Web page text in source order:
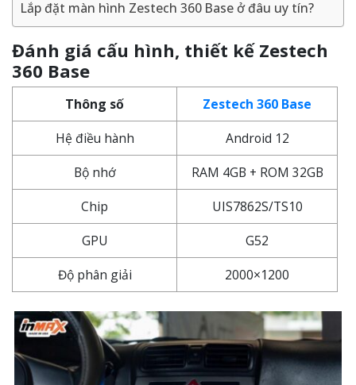
Lắp đặt màn hình Zestech 360 Base ở đâu uy tín?
Đánh giá cấu hình, thiết kế Zestech
360 Base
Thông số
Zestech 360 Base
Hệ điều hành
Android 12
Bộ nhớ
RAM 4GB + ROM 32GB
Chip
UIS7862S/TS10
GPU
G52
Độ phân giải
2000×1200